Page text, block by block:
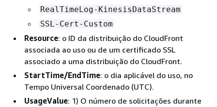
RealTimeLog-KinesisDataStream
SSL-Cert-Custom
Resource: o ID da distribuição do CloudFront
associada ao uso ou de um certificado SSL
associado a uma distribuição do CloudFront.
StartTime/EndTime: o dia aplicável do uso, no
Tempo Universal Coordenado (UTC).
UsageValue: 1) O número de solicitações durante